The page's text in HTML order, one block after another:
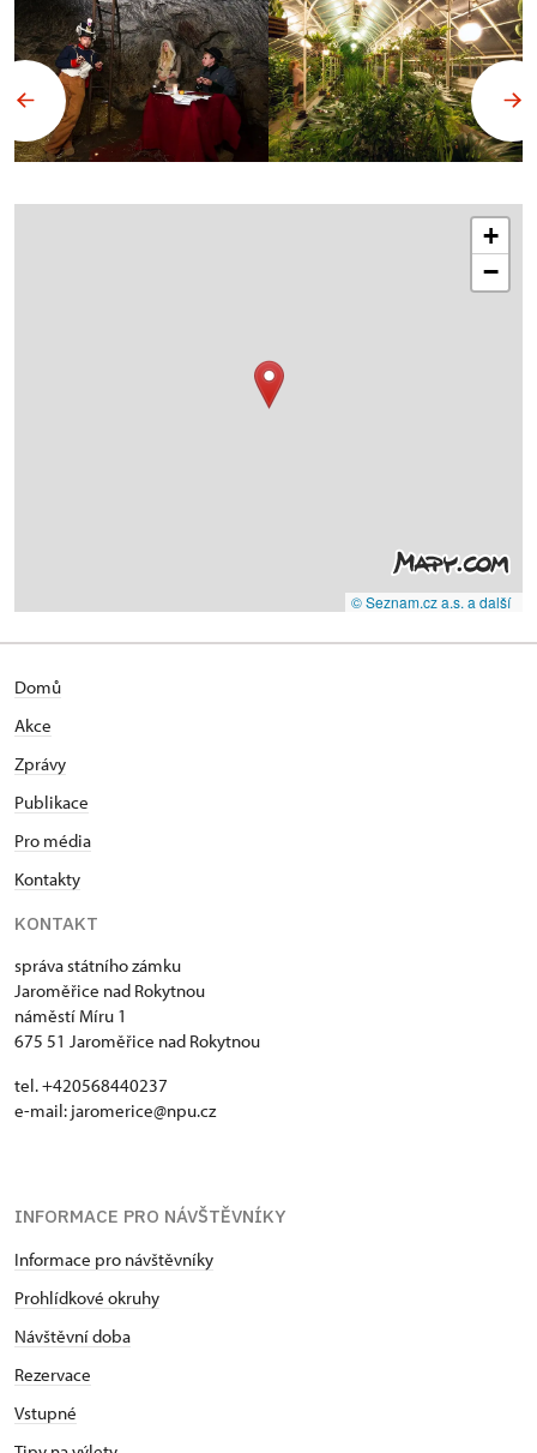
+
−
© Seznam.cz a.s. a další
Domů
Akce
Zprávy
Publikace
Pro média
Kontakty
KONTAKT
správa státního zámku
Jaroměřice nad Rokytnou
náměstí Míru 1
675 51 Jaroměřice nad Rokytnou
tel. +420568440237
e-mail: jaromerice@npu.cz
INFORMACE PRO NÁVŠTĚVNÍKY
Informace pro návštěvníky
Prohlídkové okruhy
Návštěvní doba
Rezervace
Vstupné